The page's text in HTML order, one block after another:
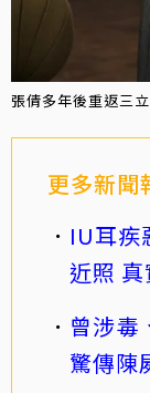
張倩多年後重返三
更多新聞
IU耳疾
近照
曾涉毒
驚傳陳